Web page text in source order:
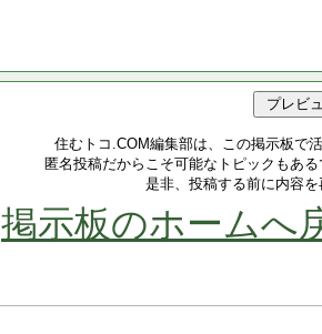
住むトコ.COM編集部は、この掲示板で
匿名投稿だからこそ可能なトピックもあ
是非、投稿する前に内容
掲示板のホームへ